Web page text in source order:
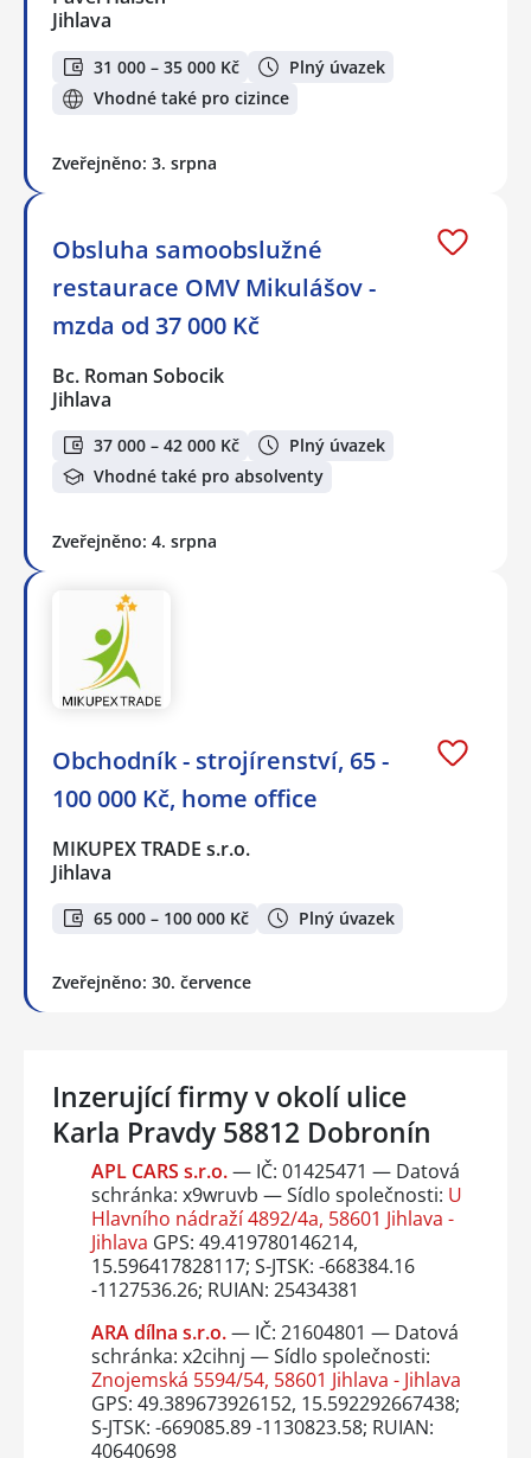
Jihlava
31 000 – 35 000 Kč
Plný úvazek
Vhodné také pro cizince
Zveřejněno: 3. srpna
Obsluha samoobslužné
restaurace OMV Mikulášov -
mzda od 37 000 Kč
Bc. Roman Sobocik
Jihlava
37 000 – 42 000 Kč
Plný úvazek
Vhodné také pro absolventy
Zveřejněno: 4. srpna
Obchodník - strojírenství, 65 -
100 000 Kč, home office
MIKUPEX TRADE s.r.o.
Jihlava
65 000 – 100 000 Kč Plný úvazek
Zveřejněno: 30. července
Inzerující firmy v okolí ulice
Karla Pravdy 58812 Dobronín
APL CARS s.r.o.— IČ: 01425471 — Datová
schránka: x9wruvb — Sídlo společnosti: U
Hlavního nádraží 4892/4a, 58601 Jihlava -
Jihlava GPS: 49.419780146214,
15.596417828117; S-JTSK: -668384.16
-1127536.26; RUIAN: 25434381
ARA dílna s.r.o.— IČ: 21604801 — Datová
schránka: x2cihnj — Sídlo společnosti:
Znojemská 5594/54, 58601 Jihlava - Jihlava
GPS: 49.389673926152, 15.592292667438;
S-JTSK: -669085.89 -1130823.58; RUIAN:
40640698